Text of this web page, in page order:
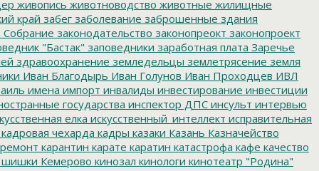
живопись животноводство животные жилищные
край забег заболевание заброшенные здания
Собрание законодательство законопреокт законопроект
"Бастак" заповедники заработная плата Заречье
здравоохранение земледельцы землетрясение земля
Иван Благодырь Иван Голунов Иван Проходцев ИВЛ
имена импорт инвалиды инвестирование инвестиции
государства инспектор ДПС инсульт интервью
елка искусственный_интеллект исправительная
кадровая чехарда кадры казаки Казань Казначейство
карантин карате каратин катастрофа кафе качество
шишки Кемерово кинозал кинологи кинотеатр "Родина"